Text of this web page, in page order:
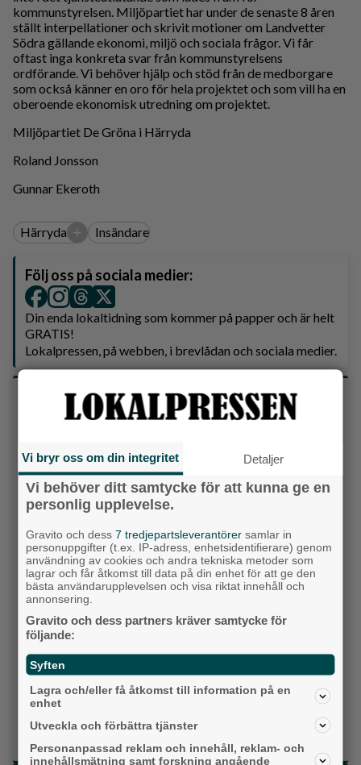
kommunstyrelsen. Miljöpartiet har under de senaste 8 åren
ställt interpellationer och skrivit motioner om Landvetter
Södra gällande ekonomi, miljö och sociala frågor. Vi får
oftast inga konkreta svar från kommunstyrelsens
ordförande. Vi behöver hjälp och stöd från de medborgare
som också känner en oro för hela projektet och som vill ha en
oberoende ekonomisk utredning om projektet.
Miljöpartiet De Gröna i Härryda
Roland Jonsson
Gunnar Ekeroth
Härryda + Insändare
Följ oss på sociala medier:
Din enda lokaltidning som kommer på papper och är helt
GRATIS!
Lokalpressen, på webben, i brevlådan och sociala medier.
Vilket parti skulle du rösta på om det var val
Socialdemokraterna
Moderaterna
Vänsterpartiet
Sverigedemokraterna
Miljöpartiet
Kristdemokraterna
Centerpartiet
Liberalerna
Vet ej
Vi bryr oss om din integritet Detaljer
Vi behöver ditt samtycke för att kunna ge en
personlig upplevelse.
Gravito och dess7 tredjepartsleverantörer samlar in
personuppgifter (t.ex. IP-adress, enhetsidentifierare) genom
användning av cookies och andra tekniska metoder som
lagrar och får åtkomst till data på din enhet för att ge den
bästa användarupplevelsen och visa riktat innehåll och
annonsering.
Gravito och dess partners kräver samtycke för
följande:
Syften
Lagra och/eller få åtkomst till information på en
enhet
Utveckla och förbättra tjänster
Personanpassad reklam och innehåll, reklam- och
innehållsmätning samt forskning angående